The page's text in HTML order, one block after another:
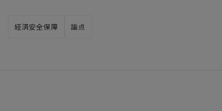
経済安全保障 論点